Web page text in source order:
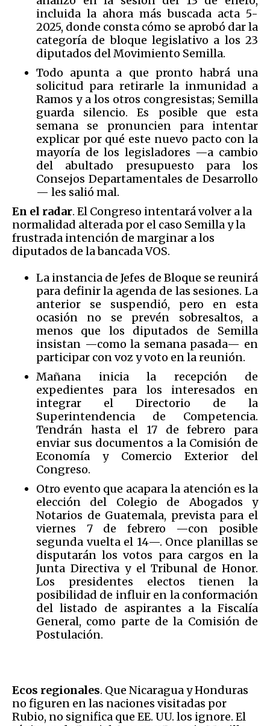
incluida la ahora más buscada acta 5-
2025, donde consta cómo se aprobó dar la
categoría de bloque legislativo a los 23
diputados del Movimiento Semilla.
Todo apunta a que pronto habrá una
solicitud para retirarle la inmunidad a
Ramos y a los otros congresistas; Semilla
guarda silencio. Es posible que esta
semana se pronuncien para intentar
explicar por qué este nuevo pacto con la
mayoría de los legisladores —a cambio
del abultado presupuesto para los
Consejos Departamentales de Desarrollo
— les salió mal.
En el radar. El Congreso intentará volver a la
normalidad alterada por el caso Semilla y la
frustrada intención de marginar a los
diputados de la bancada VOS.
La instancia de Jefes de Bloque se reunirá
para definir la agenda de las sesiones. La
anterior se suspendió, pero en esta
ocasión no se prevén sobresaltos, a
menos que los diputados de Semilla
insistan —como la semana pasada— en
participar con voz y voto en la reunión.
Mañana inicia la recepción de
expedientes para los interesados en
integrar el Directorio de la
Superintendencia de Competencia.
Tendrán hasta el 17 de febrero para
enviar sus documentos a la Comisión de
Economía y Comercio Exterior del
Congreso.
Otro evento que acapara la atención es la
elección del Colegio de Abogados y
Notarios de Guatemala, prevista para el
viernes 7 de febrero —con posible
segunda vuelta el 14—. Once planillas se
disputarán los votos para cargos en la
Junta Directiva y el Tribunal de Honor.
Los presidentes electos tienen la
posibilidad de influir en la conformación
del listado de aspirantes a la Fiscalía
General, como parte de la Comisión de
Postulación.
Ecos regionales. Que Nicaragua y Honduras
no figuren en las naciones visitadas por
Rubio, no significa que EE. UU. los ignore. El